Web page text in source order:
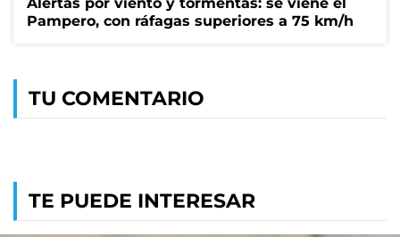
Pampero, con ráfagas superiores a 75 km/h
TU COMENTARIO
TE PUEDE INTERESAR